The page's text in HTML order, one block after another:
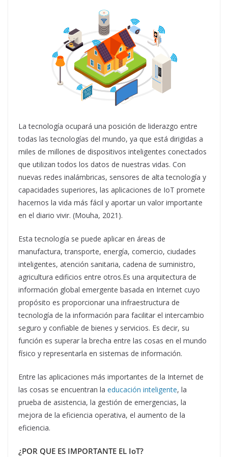
La tecnología ocupará una posición de liderazgo entre
todas las tecnologías del mundo, ya que está dirigidas a
miles de millones de dispositivos inteligentes conectados
que utilizan todos los datos de nuestras vidas. Con
nuevas redes inalámbricas, sensores de alta tecnología y
capacidades superiores, las aplicaciones de IoT promete
hacernos la vida más fácil y aportar un valor importante
en el diario vivir. (Mouha, 2021).
Esta tecnología se puede aplicar en áreas de
manufactura, transporte, energía, comercio, ciudades
inteligentes, atención sanitaria, cadena de suministro,
agricultura edificios entre otros.Es una arquitectura de
información global emergente basada en Internet cuyo
propósito es proporcionar una infraestructura de
tecnología de la información para facilitar el intercambio
seguro y confiable de bienes y servicios. Es decir, su
función es superar la brecha entre las cosas en el mundo
físico y representarla en sistemas de información.
Entre las aplicaciones más importantes de la Internet de
las cosas se encuentran la educación inteligente, la
prueba de asistencia, la gestión de emergencias, la
mejora de la eficiencia operativa, el aumento de la
eficiencia.
¿POR QUE ES IMPORTANTE EL IoT?